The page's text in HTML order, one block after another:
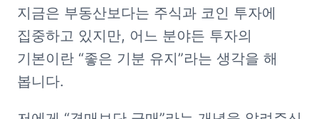
지금은 부동산보다는 주식과 코인 투자에
집중하고 있지만, 어느 분야든 투자의
기본이란 “좋은 기분 유지”라는 생각을 해
봅니다.